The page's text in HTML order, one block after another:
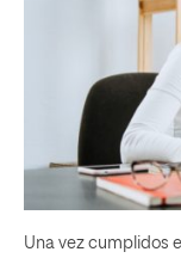
Una vez cumplidos